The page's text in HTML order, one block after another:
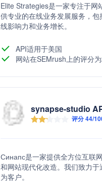
Elite Strategies是一家专注于网
供专业的在线业务发展服务，
线影响力和业务增长。
API适用于美国
网站在SEMrush上的评分
synapse-studio
评分 44/
Синапс是一家提供全方位互联
和网站现代化改造。我们致力
为客户。